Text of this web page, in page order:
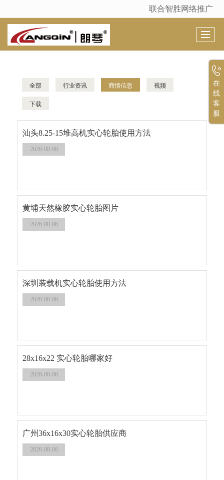
很遗憾，因您的浏览器版本过低导致无法获得最佳浏览体验，推荐下载安装谷歌浏览器！
联合智胜网络推广
全部 行业资讯 商情信息 视频
下载
汕头8.25-15堆高机实心轮胎使用方法
2026-08-06
黄埔天然橡胶实心轮胎图片
2026-08-06
深圳装载机实心轮胎使用方法
2026-08-06
28x16x22 实心轮胎哪家好
2026-08-06
广州36x16x30实心轮胎供应商
2026-08-06
在
线
客
服